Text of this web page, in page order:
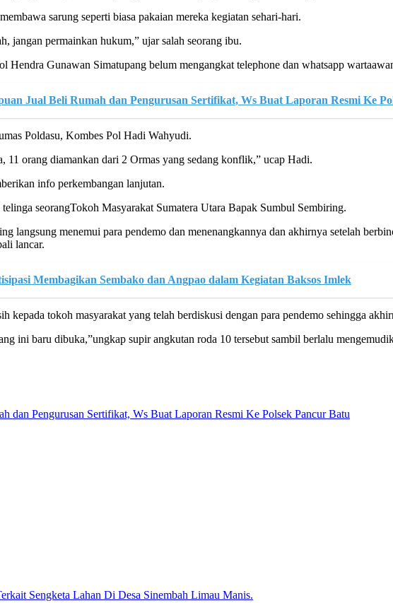
sarung seperti biasa pakaian mereka kegiatan sehari-hari.
jangan permainkan hukum,” ujar salah seorang ibu.
Gunawan Simatupang belum mengangkat telephone dan whatsapp
Jual Beli Rumah dan Pengurusan Sertifikat, Ws Buat Laporan Resmi Ke
Poldasu, Kombes Pol Hadi Wahyudi.
11 orang diamankan dari 2 Ormas yang sedang konflik,” ucap Hadi.
info perkembangan lanjutan.
seorangTokoh Masyarakat Sumatera Utara Bapak Sumbul Sembiring.
langsung menemui para pendemo dan menenangkannya dan akhirnya setelah
lancar.
Membagikan Sembako dan Angpao dalam Kegiatan Baksos Imlek
kepada tokoh masyarakat yang telah berdiskusi dengan para pendemo sehingga
ini baru dibuka,”ungkap supir angkutan roda 10 tersebut sambil berlalu
dan Pengurusan Sertifikat, Ws Buat Laporan Resmi Ke Polsek Pancur Batu
Sengketa Lahan Di Desa Sinembah Limau Manis.